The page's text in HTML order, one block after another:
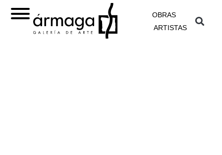
OBRAS
ARTISTAS